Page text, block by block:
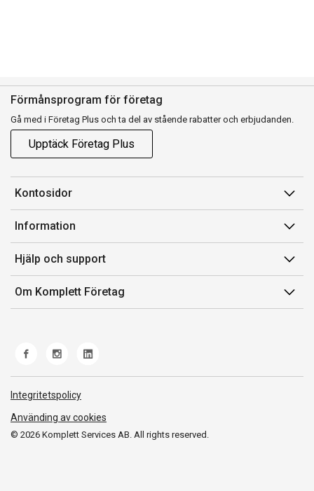
Förmånsprogram för företag
Gå med i Företag Plus och ta del av stående rabatter och erbjudanden.
Upptäck Företag Plus
Kontosidor
Mina sidor
Orderhistorik
Fakturor & Kvitton
Inköpslistor
Information
Försäljningsvillkor
Villkor för Komplett Företag Plus
Felsökning & guider
Hjälp och support
Kontakta oss
Kundservice
Frakt och leverans
Om Komplett Företag
© 2026 Komplett Services AB. All rights reserved.
Integritetspolicy
Använding av cookies